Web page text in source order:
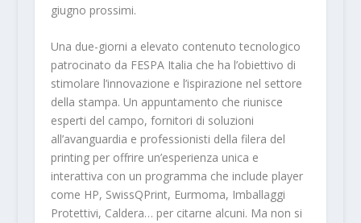
giugno prossimi.
Una due-giorni a elevato contenuto tecnologico
patrocinato da FESPA Italia che ha l’obiettivo di
stimolare l’innovazione e l’ispirazione nel settore
della stampa. Un appuntamento che riunisce
esperti del campo, fornitori di soluzioni
all’avanguardia e professionisti della filera del
printing per offrire un’esperienza unica e
interattiva con un programma che include player
come HP, SwissQPrint, Eurmoma, Imballaggi
Protettivi, Caldera… per citarne alcuni. Ma non si